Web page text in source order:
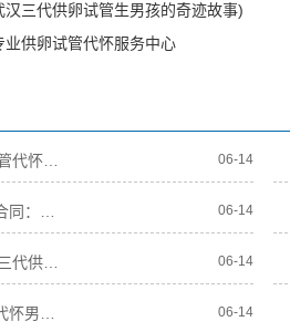
三代供卵试管生男孩的奇迹故事)
供卵试管代怀服务中心
06-14
06-14
06-14
06-14